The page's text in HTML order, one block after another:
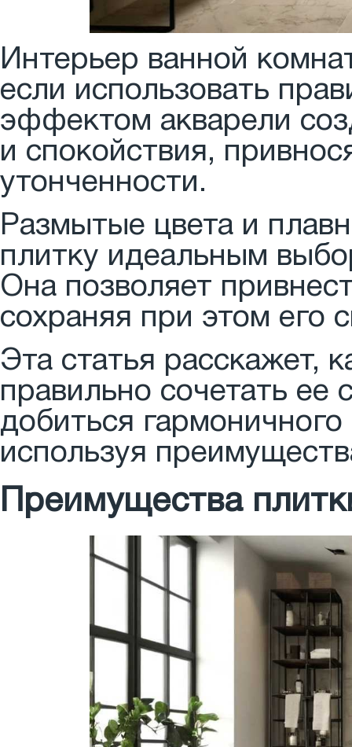
Интерьер ванной
если использовать
эффектом акварели
и спокойствия,
утонченности.
Размытые цвета и
плитку идеальным
Она позволяет
сохраняя при этом его
Эта статья расскажет,
правильно сочетать ее
добиться
используя
Преимущества